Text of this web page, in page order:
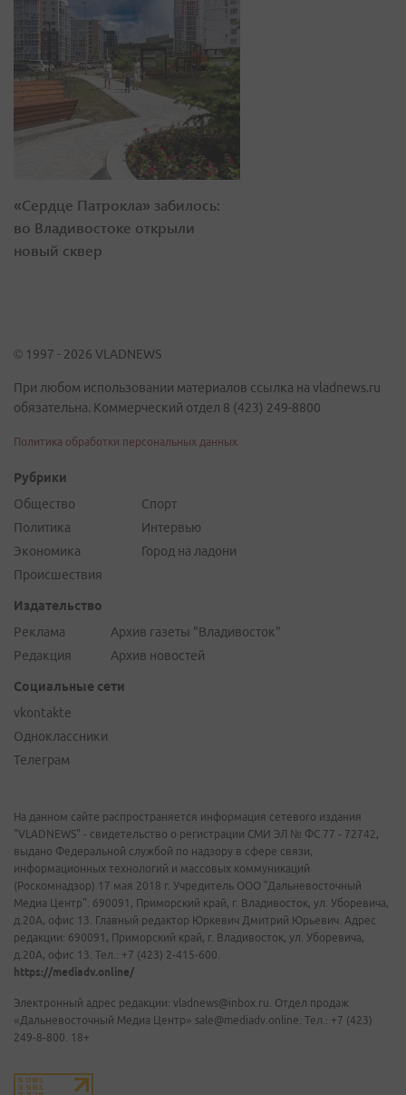
«Сердце Патрокла» забилось:
во Владивостоке открыли
новый сквер
© 1997 - 2026 VLADNEWS
При любом использовании материалов ссылка на vladnews.ru
обязательна. Коммерческий отдел 8 (423) 249-8800
Политика обработки персональных данных
Рубрики
Общество
Политика
Экономика
Происшествия
Спорт
Интервью
Город на ладони
Издательство
Реклама
Редакция
Архив газеты "Владивосток"
Архив новостей
Социальные сети
vkontakte
Одноклассники
Телеграм
На данном сайте распространяется информация сетевого издания
"VLADNEWS" - свидетельство о регистрации СМИ ЭЛ № ФС 77 - 72742,
выдано Федеральной службой по надзору в сфере связи,
информационных технологий и массовых коммуникаций
(Роскомнадзор) 17 мая 2018 г. Учредитель ООО "Дальневосточный
Медиа Центр". 690091, Приморский край, г. Владивосток, ул. Уборевича,
д.20А, офис 13. Главный редактор Юркевич Дмитрий Юрьевич. Адрес
редакции: 690091, Приморский край, г. Владивосток, ул. Уборевича,
д.20А, офис 13. Тел.: +7 (423) 2-415-600.
https://mediadv.online/
Электронный адрес редакции: vladnews@inbox.ru. Отдел продаж
«Дальневосточный Медиа Центр» sale@mediadv.online. Тел.: +7 (423)
249-8-800. 18+